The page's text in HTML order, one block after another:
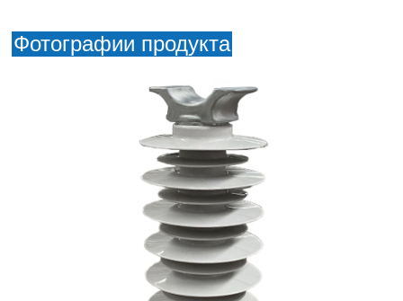
Фотографии продукта